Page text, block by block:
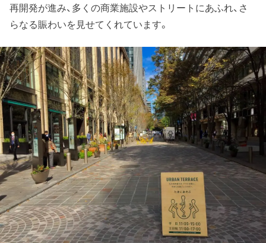
再開発が進み、多くの商業施設やストリートにあふれ、さ
らなる賑わいを見せてくれています。